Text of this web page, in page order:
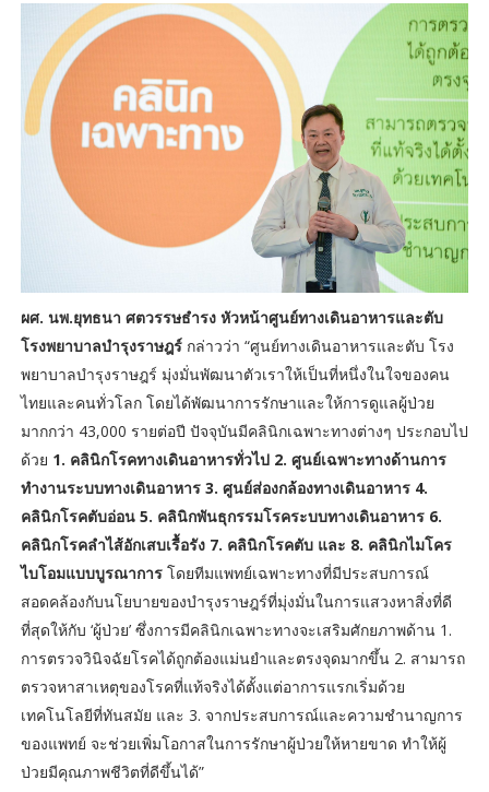
ผศ. นพ.ยุทธนา ศตวรรษธำรง หัวหน้าศูนย์ทางเดินอาหารและตับ
โรงพยาบาลบำรุงราษฎร์กล่าวว่า “ศูนย์ทางเดินอาหารและตับ โรง
พยาบาลบำรุงราษฎร์ มุ่งมั่นพัฒนาตัวเราให้เป็นที่หนึ่งในใจของคน
ไทยและคนทั่วโลก โดยได้พัฒนาการรักษาและให้การดูแลผู้ป่วย
มากกว่า 43,000 รายต่อปี ปัจจุบันมีคลินิกเฉพาะทางต่างๆ ประกอบไป
ด้วย 1. คลินิกโรคทางเดินอาหารทั่วไป 2. ศูนย์เฉพาะทางด้านการ
ทำงานระบบทางเดินอาหาร 3. ศูนย์ส่องกล้องทางเดินอาหาร 4.
คลินิกโรคตับอ่อน 5. คลินิกพันธุกรรมโรคระบบทางเดินอาหาร 6.
คลินิกโรคลำไส้อักเสบเรื้อรัง 7. คลินิกโรคตับ และ 8. คลินิกไมโคร
ไบโอมแบบบูรณาการ โดยทีมแพทย์เฉพาะทางที่มีประสบการณ์
สอดคล้องกับนโยบายของบำรุงราษฎร์ที่มุ่งมั่นในการแสวงหาสิ่งที่ดี
ที่สุดให้กับ ‘ผู้ป่วย’ ซึ่งการมีคลินิกเฉพาะทางจะเสริมศักยภาพด้าน 1.
การตรวจวินิจฉัยโรคได้ถูกต้องแม่นยำและตรงจุดมากขึ้น 2. สามารถ
ตรวจหาสาเหตุของโรคที่แท้จริงได้ตั้งแต่อาการแรกเริ่มด้วย
เทคโนโลยีที่ทันสมัย และ 3. จากประสบการณ์และความชำนาญการ
ของแพทย์ จะช่วยเพิ่มโอกาสในการรักษาผู้ป่วยให้หายขาด ทำให้ผู้
ป่วยมีคุณภาพชีวิตที่ดีขึ้นได้”